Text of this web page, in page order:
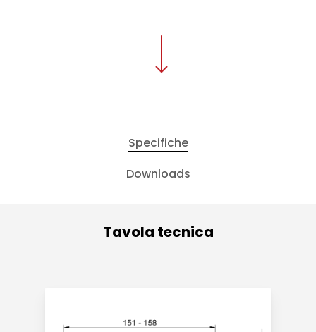
Specifiche
Downloads
Tavola tecnica